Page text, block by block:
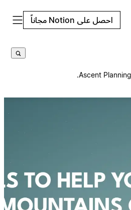
احصل على Notion مجاناً
Ascent